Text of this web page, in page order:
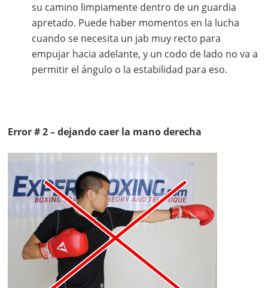
su camino limpiamente dentro de un guardia
apretado. Puede haber momentos en la lucha
cuando se necesita un jab muy recto para
empujar hacia adelante, y un codo de lado no va a
permitir el ángulo o la estabilidad para eso.
Error # 2 – dejando caer la mano derecha